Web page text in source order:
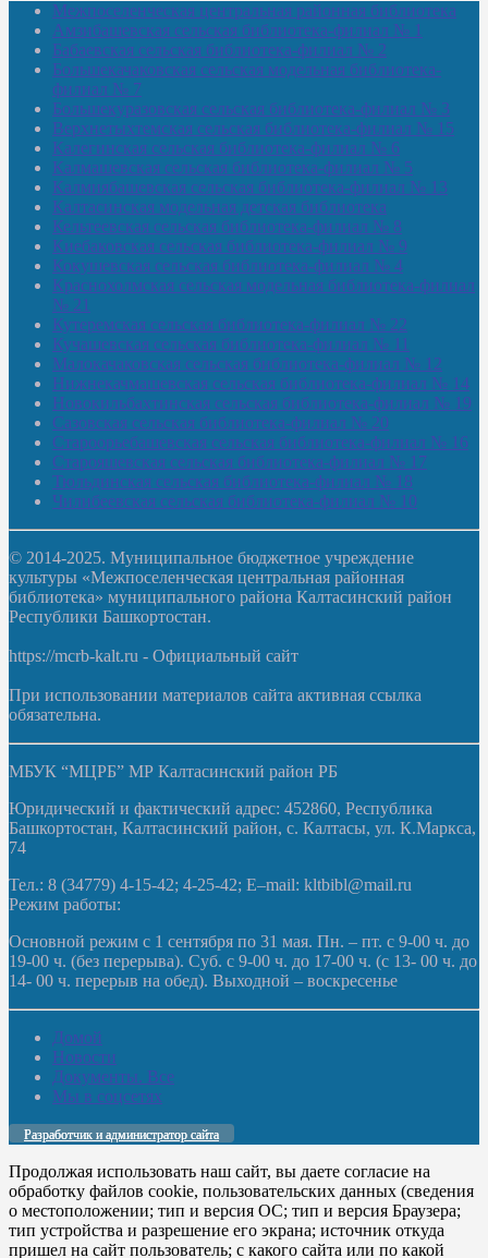
Межпоселенческая центральная районная библиотека
Амзибашевская сельская библиотека-филиал № 1
Бабаевская сельская библиотека-филиал № 2
Большекачаковская сельская модельная библиотека-
филиал № 7
Большекуразовская сельская библиотека-филиал № 3
Верхнетыхтемская сельская библиотека-филиал № 15
Калегинская сельская библиотека-филиал № 6
Калмашевская сельская библиотека-филиал № 5
Калмиябашевская сельская библиотека-филиал № 13
Калтасинская модельная детская библиотека
Кельтеевская сельская библиотека-филиал № 8
Киебаковская сельская библиотека-филиал № 9
Кокушевская сельская библиотека-филиал № 4
Краснохолмская сельская модельная библиотека-филиал
№ 21
Кутеремская сельская библиотека-филиал № 22
Кучашевская сельская библиотека-филиал № 11
Малокачаковская сельская библиотека-филиал № 12
Нижнекачмашевская сельская библиотека-филиал № 14
Новокильбахтинская сельская библиотека-филиал № 19
Сазовская сельская библиотека-филиал № 20
Староорьебашевская сельская библиотека-филиал № 16
Старояшевская сельская библиотека-филиал № 17
Тюльдинская сельская библиотека-филиал № 18
Чилибеевская сельская библиотека-филиал № 10
© 2014-2025. Муниципальное бюджетное учреждение
культуры «Межпоселенческая центральная районная
библиотека» муниципального района Калтасинский район
Республики Башкортостан.
https://mcrb-kalt.ru - Официальный сайт
При использовании материалов сайта активная ссылка
обязательна.
МБУК “МЦРБ” МР Калтасинский район РБ
Юридический и фактический адрес: 452860, Республика
Башкортостан, Калтасинский район, с. Калтасы, ул. К.Маркса,
74
Тел.: 8 (34779) 4-15-42; 4-25-42; E–mail: kltbibl@mail.ru
Режим работы:
Основной режим с 1 сентября по 31 мая. Пн. – пт. с 9-00 ч. до
19-00 ч. (без перерыва). Суб. с 9-00 ч. до 17-00 ч. (с 13- 00 ч. до
14- 00 ч. перерыв на обед). Выходной – воскресенье
Домой
Новости
Документы. Все
Мы в соцсетях
Разработчик и администратор сайта
Продолжая использовать наш сайт, вы даете согласие на
обработку файлов cookie, пользовательских данных (сведения
о местоположении; тип и версия ОС; тип и версия Браузера;
тип устройства и разрешение его экрана; источник откуда
пришел на сайт пользователь; с какого сайта или по какой